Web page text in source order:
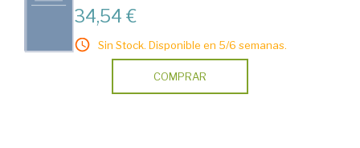
34,54 €
Sin Stock. Disponible en 5/6 semanas.
COMPRAR